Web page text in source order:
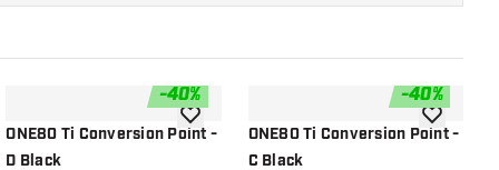
hinzufügen
-40%
ONE80 Ti Conversion Point -
D Black
Zur Wunschliste hinzufügen
-40%
ONE80 Ti Conversion Point -
C Black
Zur